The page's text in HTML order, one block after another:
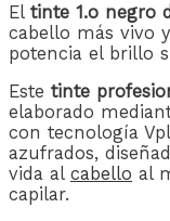
El tinte 1.o negro
cabello más vivo
potencia el brillo
Este tinte
elaborado
con tecnología
azufrados,
vida al cabello al
capilar.